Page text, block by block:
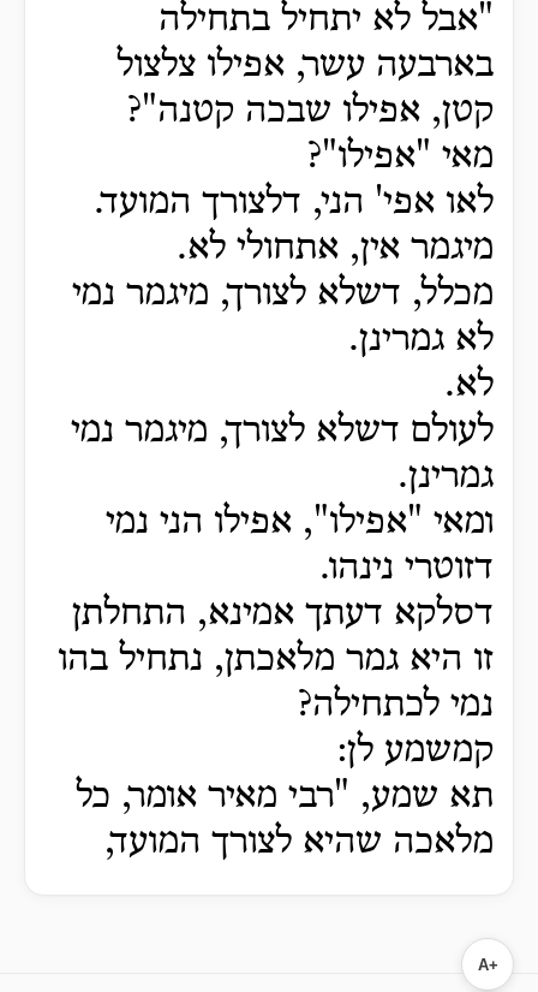
"אבל לא יתחיל בתחילה
בארבעה עשר, אפילו צלצול
קטן, אפילו שבכה קטנה"?
מאי "אפילו"?
לאו אפי' הני, דלצורך המועד.
מיגמר אין, אתחולי לא.
מכלל, דשלא לצורך, מיגמר נמי
לא גמרינן.
לא.
לעולם דשלא לצורך, מיגמר נמי
גמרינן.
ומאי "אפילו", אפילו הני נמי
דזוטרי נינהו.
דסלקא דעתך אמינא, התחלתן
זו היא גמר מלאכתן, נתחיל בהו
נמי לכתחילה?
קמשמע לן:
תא שמע, "רבי מאיר אומר, כל
מלאכה שהיא לצורך המועד,
A+